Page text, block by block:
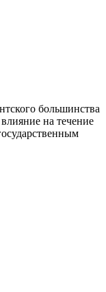
большинства
на течение